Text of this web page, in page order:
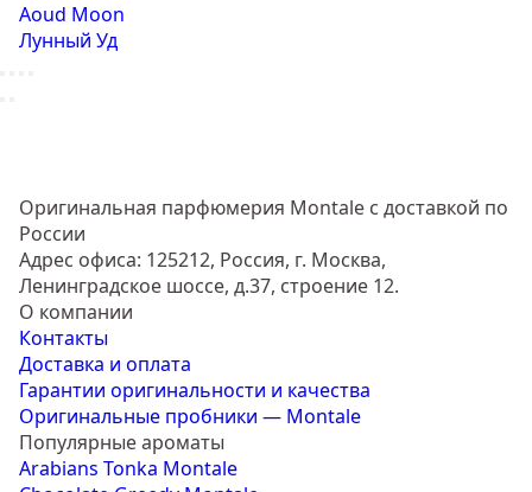
Aoud Moon
Лунный Уд
Оригинальная парфюмерия Montale с доставкой по
России
Адрес офиса: 125212, Россия, г. Москва,
Ленинградское шоссе, д.37, строение 12.
О компании
Контакты
Доставка и оплата
Гарантии оригинальности и качества
Оригинальные пробники — Montale
Популярные ароматы
Arabians Tonka Montale